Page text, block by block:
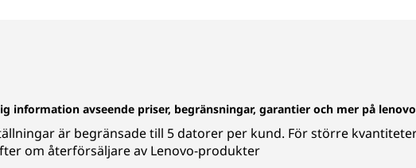
information avseende priser, begränsningar, garantier och mer på
är begränsade till 5 datorer per kund. För större
om återförsäljare av Lenovo-produkter